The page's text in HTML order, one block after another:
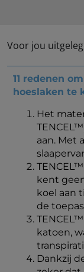
Voor jou
11 redenen
hoeslaken te
Het
aan. Met
kent
koel aan
de
katoen,
Dankzij